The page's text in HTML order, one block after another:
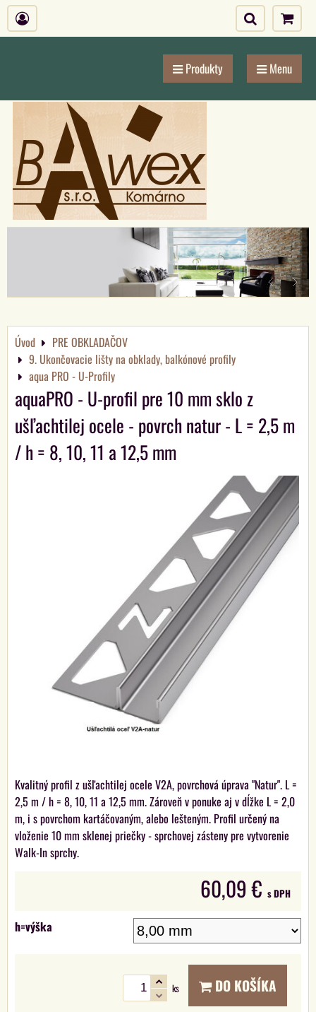
Produkty Menu
Úvod
PRE OBKLADAČOV
9. Ukončovacie lišty na obklady, balkónové profily
aqua PRO - U-Profily
aquaPRO - U-profil pre 10 mm sklo z
ušľachtilej ocele - povrch natur - L = 2,5 m
/ h = 8, 10, 11 a 12,5 mm
Kvalitný profil z ušľachtilej ocele V2A, povrchová úprava "Natur". L =
2,5 m / h = 8, 10, 11 a 12,5 mm. Zároveň v ponuke aj v dĺžke L = 2,0
m, i s povrchom kartáčovaným, alebo lešteným. Profil určený na
vloženie 10 mm sklenej priečky - sprchovej zásteny pre vytvorenie
Walk-In sprchy.
60,09 € s DPH
h=výška
ks DO KOŠÍKA